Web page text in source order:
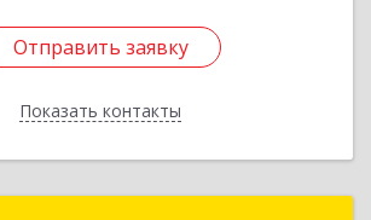
Отправить заявку
Показать контакты
Отправить заявку
Назад